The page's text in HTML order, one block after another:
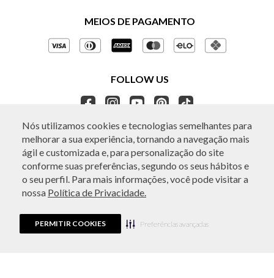
Nós utilizamos cookies e tecnologias semelhantes para
melhorar a sua experiência, tornando a navegação mais
ágil e customizada e, para personalização do site
conforme suas preferências, segundo os seus hábitos e
o seu perfil. Para mais informações, você pode visitar a
nossa Política de Privacidade.
PERMITIR COOKIES Preferências avançadas
Políticas de Privacidade
Gestão de Privacidade
Ética e Sustentabilidade
Seja um Revendedor
APP BO.BÔ
Perguntas frequentes
Regulamentos e Promoções
MEIOS DE PAGAMENTO
FOLLOW US
© Copyright 2026 - Todos os direitos reservados. A BO.BÔ reserva-se no
disponibilidade de estoque a qualquer momento.
Em caso de dúvidas:0800 440 2222.
Horário de Atendimento:das 8h às 20h de segunda a sábado, exceto